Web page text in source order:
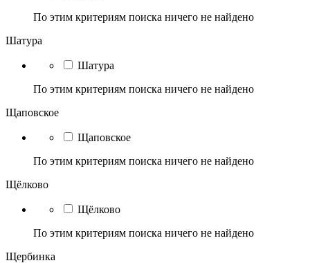
По этим критериям поиска ничего не найдено
Шатура
Шатура
По этим критериям поиска ничего не найдено
Щаповское
Щаповское
По этим критериям поиска ничего не найдено
Щёлково
Щёлково
По этим критериям поиска ничего не найдено
Щербинка